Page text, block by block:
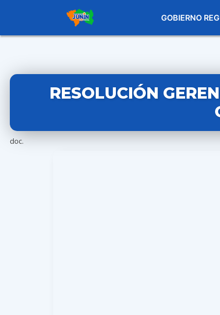
GOBIERNO
RESOLUCIÓN
doc.